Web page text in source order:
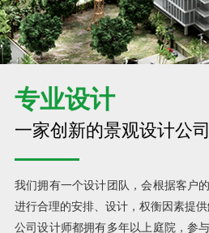
专业设计
一家创新的景观设计公司
我们拥有一个设计团队，会根据客户
进行合理的安排、设计，权衡因素提供
公司设计师都拥有多年以上庭院，参